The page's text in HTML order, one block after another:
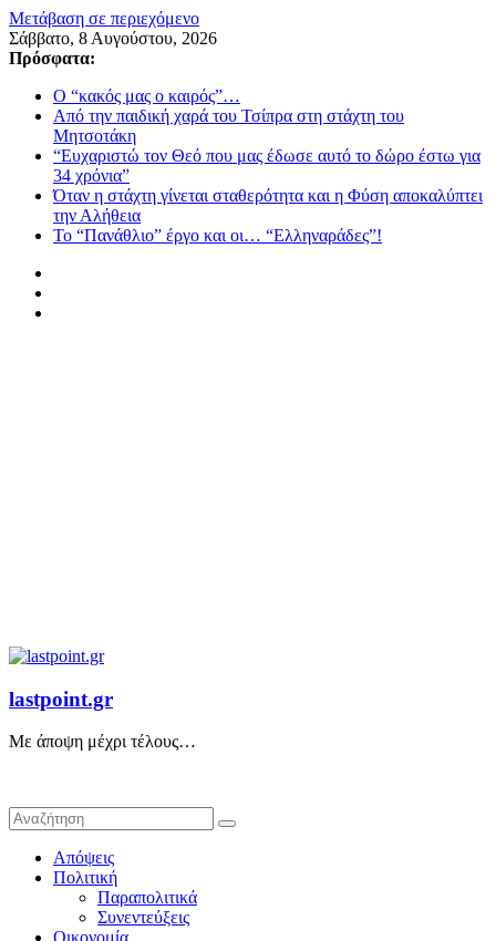
Μετάβαση σε περιεχόμενο
Σάββατο, 8 Αυγούστου, 2026
Πρόσφατα:
Ο “κακός μας ο καιρός”…
Από την παιδική χαρά του Τσίπρα στη στάχτη του
Μητσοτάκη
“Ευχαριστώ τον Θεό που μας έδωσε αυτό το δώρο έστω για
34 χρόνια”
Όταν η στάχτη γίνεται σταθερότητα και η Φύση αποκαλύπτει
την Αλήθεια
Το “Πανάθλιο” έργο και οι… “Ελληναράδες”!
lastpoint.gr
Με άποψη μέχρι τέλους…
Απόψεις
Πολιτική
Παραπολιτικά
Συνεντεύξεις